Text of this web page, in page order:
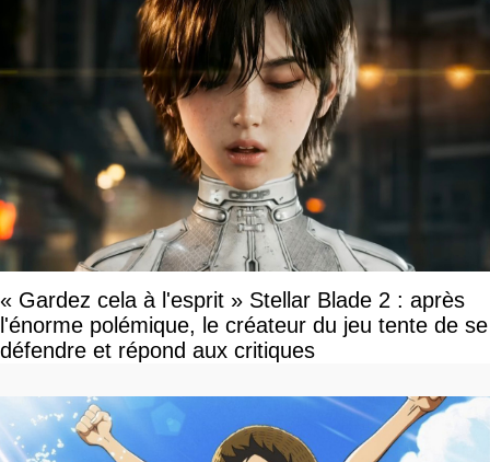
« Gardez cela à l'esprit » Stellar Blade 2 : après
l'énorme polémique, le créateur du jeu tente de se
défendre et répond aux critiques